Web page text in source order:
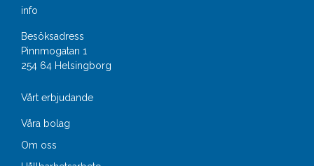
info
Besöksadress
Pinnmogatan 1
254 64 Helsingborg
Vårt erbjudande
Våra bolag
Om oss